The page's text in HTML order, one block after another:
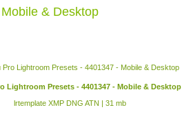
& Desktop
Lightroom Presets - 4401347 - Mobile & Desktop
lrtemplate XMP DNG ATN | 31 mb